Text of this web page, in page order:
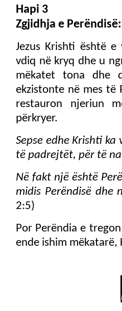
Hapi 3
Zgjidhja e
Jezus Krishti është
vdiq në kryq dhe u
mëkatet tona dhe
ekzistonte në mes të
restauron njeriun
përkryer.
Sepse edhe Krishti
të padrejtët, për të
Në fakt një është
midis Perëndisë dhe
2:5)
Por Perëndia e
ende ishim mëkatarë,